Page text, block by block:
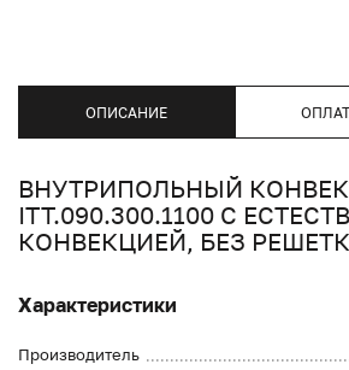
ОПИСАНИЕ
ВНУТРИПОЛЬНЫЙ
ITT.090.300.1100 С
КОНВЕКЦИЕЙ, БЕЗ
Характеристики
Производитель